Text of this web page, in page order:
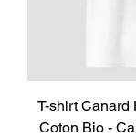
T-shirt Canard
Coton Bio -